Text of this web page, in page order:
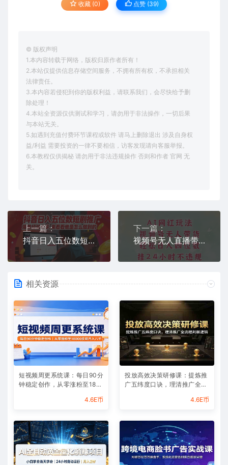
收藏 (0) 点赞 (39)
© 版权声明
1.本内容转载于网络，版权归原作者所有！
2.本站仅提供信息存储空间服务，不拥有所有权，不承担相关
法律责任。
3.本内容若侵犯到你的版权利益，请联系我们，会尽快给予删
除处理！
4.本站全资源仅供测试和学习，请勿用于非法操作，一切后果
与本站无关。
5.如遇到充值付费环节课程或软件 请马上删除退出 涉及自身权
益/利益 需要投资的一律不要相信，访客发现请向客服举报。
6.本教程仅供揭秘 请勿用于非法违规操作 否则和作者 官网 无
关。
上一篇：
抖音日入五位数短剧推广爆单经验分享，来看看他是怎么做到的？
下一篇：
视频号无人直播带货，手机一挂自动爆单，AI网红玩法，带你解放双手，轻松日入四位数
相关资源
短视频周更系统课：每日90分
钟稳定创作，从零涨粉至180
4.6E币
投放高效决策研修课：提炼推
广五纬度口诀，理清推广全流
4.6E币